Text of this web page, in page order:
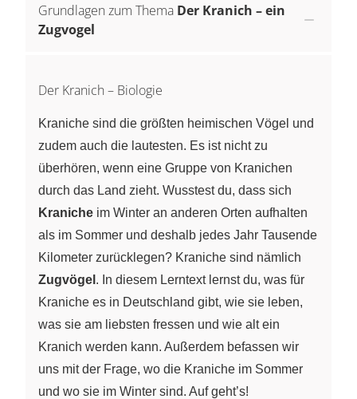
Grundlagen zum Thema Der Kranich – ein
Zugvogel
Der Kranich – Biologie
Kraniche sind die größten heimischen Vögel und
zudem auch die lautesten. Es ist nicht zu
überhören, wenn eine Gruppe von Kranichen
durch das Land zieht. Wusstest du, dass sich
Kraniche im Winter an anderen Orten aufhalten
als im Sommer und deshalb jedes Jahr Tausende
Kilometer zurücklegen? Kraniche sind nämlich
Zugvögel . In diesem Lerntext lernst du, was für
Kraniche es in Deutschland gibt, wie sie leben,
was sie am liebsten fressen und wie alt ein
Kranich werden kann. Außerdem befassen wir
uns mit der Frage, wo die Kraniche im Sommer
und wo sie im Winter sind. Auf geht’s!